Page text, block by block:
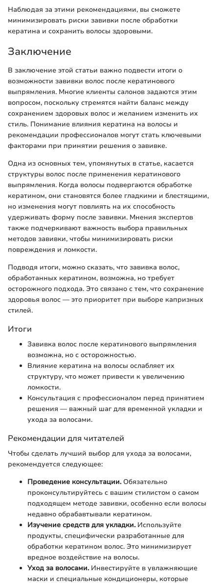
Наблюдая за этими рекомендациями, вы сможете
минимизировать риски завивки после обработки
кератина и сохранить волосы здоровыми.
Заключение
В заключение этой статьи важно подвести итоги о
возможности завивки волос после кератинового
выпрямления. Многие клиенты салонов задаются этим
вопросом, поскольку стремятся найти баланс между
сохранением здоровых волос и желанием изменить их
стиль. Понимание влияния кератина на волосы и
рекомендации профессионалов могут стать ключевыми
факторами при принятии решения о завивке.
Одна из основных тем, упомянутых в статье, касается
структуры волос после применения кератинового
выпрямления. Когда волосы подвергаются обработке
кератином, они становятся более гладкими и блестящими,
но изменения могут повлиять на их способность
удерживать форму после завивки. Мнения экспертов
также подчеркивают важность выбора правильных
методов завивки, чтобы минимизировать риски
повреждения и ломкости.
Подводя итоги, можно сказать, что завивка волос,
обработанных кератином, возможна, но требует
осторожного подхода. Это связано с тем, что сохранение
здоровья волос — это приоритет при выборе капризных
стилей.
Итоги
Завивка волос после кератинового выпрямления
возможна, но с осторожностью.
Влияние кератина на волосы ослабляет их
структуру, что может привести к увеличению
ломкости.
Консультация с профессионалом перед принятием
решения — важный шаг для временной укладки и
ухода за волосами.
Рекомендации для читателей
Чтобы сделать лучший выбор для ухода за волосами,
рекомендуется следующее:
Проведение консультации.Обязательно
проконсультируйтесь с вашим стилистом о самом
подходящем методе завивки, особенно если волосы
недавно обрабавтывали кератином.
Изучение средств для укладки.Используйте
продукты, специфически разработанные для
обработки кератином волос. Это минимизирует
вредное воздействие на волосы.
Уход за волосами.Инвестируйте в увлажняющие
маски и специальные кондиционеры, которые